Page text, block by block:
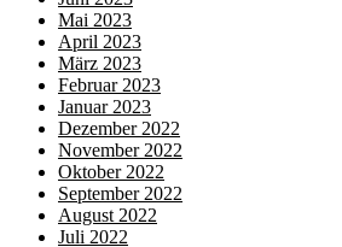
Mai 2023
April 2023
März 2023
Februar 2023
Januar 2023
Dezember 2022
November 2022
Oktober 2022
September 2022
August 2022
Juli 2022